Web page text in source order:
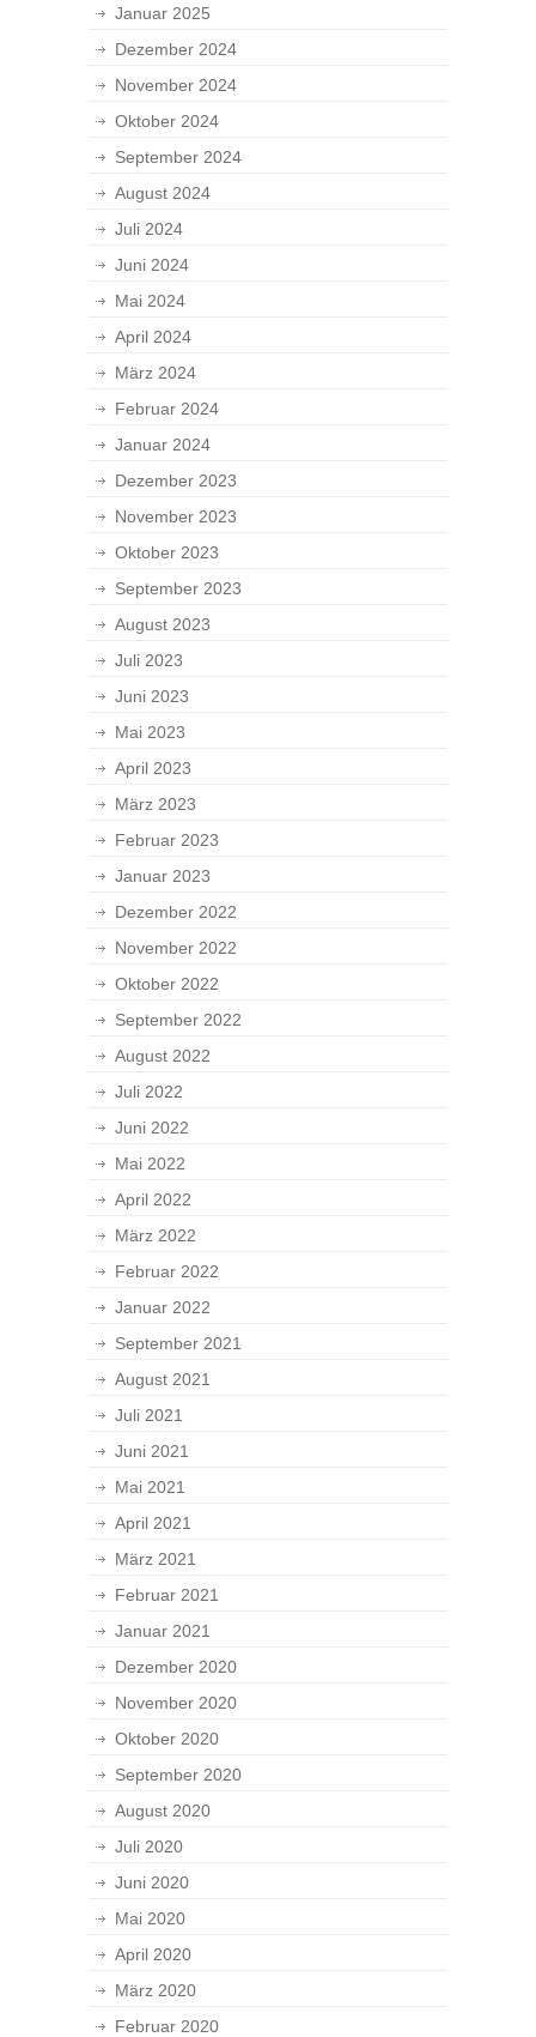
Januar 2025
Dezember 2024
November 2024
Oktober 2024
September 2024
August 2024
Juli 2024
Juni 2024
Mai 2024
April 2024
März 2024
Februar 2024
Januar 2024
Dezember 2023
November 2023
Oktober 2023
September 2023
August 2023
Juli 2023
Juni 2023
Mai 2023
April 2023
März 2023
Februar 2023
Januar 2023
Dezember 2022
November 2022
Oktober 2022
September 2022
August 2022
Juli 2022
Juni 2022
Mai 2022
April 2022
März 2022
Februar 2022
Januar 2022
September 2021
August 2021
Juli 2021
Juni 2021
Mai 2021
April 2021
März 2021
Februar 2021
Januar 2021
Dezember 2020
November 2020
Oktober 2020
September 2020
August 2020
Juli 2020
Juni 2020
Mai 2020
April 2020
März 2020
Februar 2020